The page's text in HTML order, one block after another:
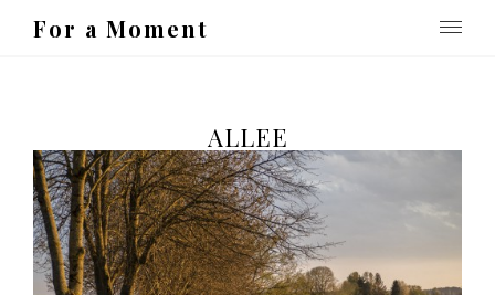
For a Moment
ALLEE